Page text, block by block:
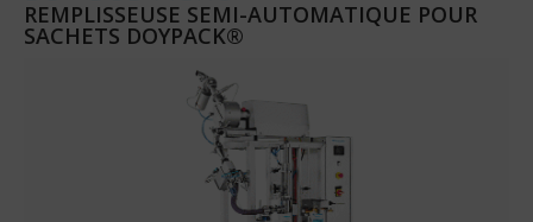
REMPLISSEUSE SEMI-AUTOMATIQUE POUR
SACHETS DOYPACK®